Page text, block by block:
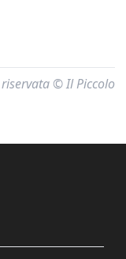
© Il Piccolo